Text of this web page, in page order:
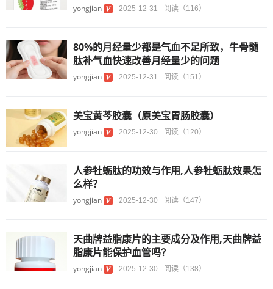
yongjian 2025-12-31 阅读（116）
80%的月经量少都是气血不足所致，牛骨髓
肽补气血快速改善月经量少的问题
yongjian 2025-12-31 阅读（151）
美宝黄芩胶囊（原美宝胃肠胶囊）
yongjian 2025-12-30 阅读（120）
人参牡蛎肽的功效与作用,人参牡蛎肽效果怎
么样？
yongjian 2025-12-30 阅读（147）
天曲牌益脂康片的主要成分及作用,天曲牌益
脂康片能保护血管吗？
yongjian 2025-12-30 阅读（138）